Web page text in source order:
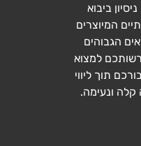
שנות ניסיון ביבוא
המיוצרים
הגבוהים
למצוא
תוך ליווי
קלה ונעימה.